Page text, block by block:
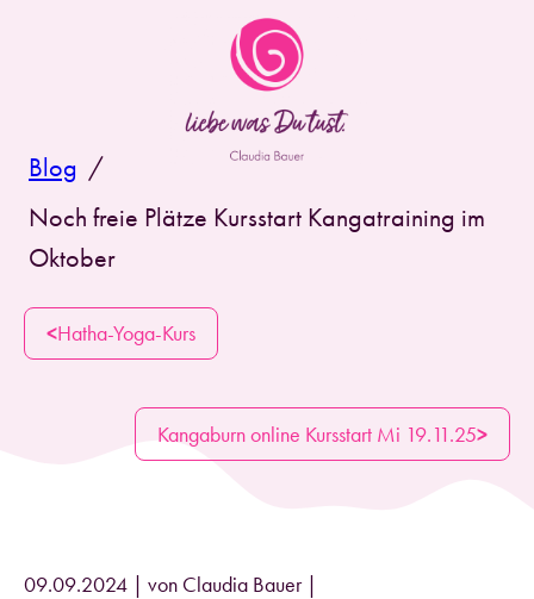
Blog /
Noch freie Plätze Kursstart Kangatraining im
Oktober
<Hatha-Yoga-Kurs
Kangaburn online Kursstart Mi 19.11.25>
09.09.2024 | von Claudia Bauer|